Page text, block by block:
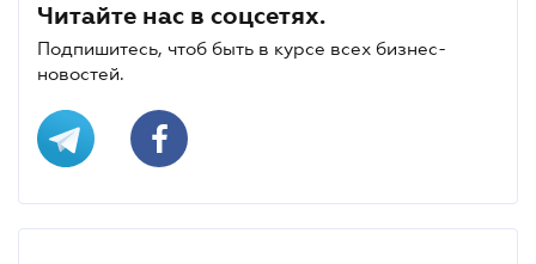
Читайте нас в соцсетях.
Подпишитесь, чтоб быть в курсе всех бизнес-
новостей.